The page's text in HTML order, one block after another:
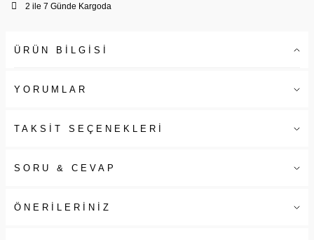
2 ile 7 Günde Kargoda
ÜRÜN BİLGİSİ
YORUMLAR
TAKSİT SEÇENEKLERİ
SORU & CEVAP
ÖNERİLERİNİZ